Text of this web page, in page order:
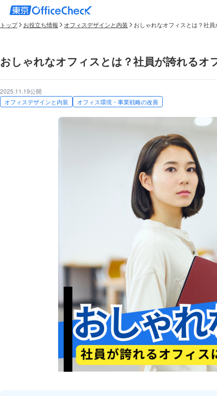
トップ お役立ち情報 オフィスデザインと内装 おしゃれなオフィスとは？社
おしゃれなオフィスとは？社員が誇れるオ
2025.11.19公開
オフィスデザインと内装
オフィス環境・事業戦略の改善